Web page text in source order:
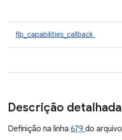
flp_capabilities_callback
Descrição detalhada
Definição na linha 679 do arquivo